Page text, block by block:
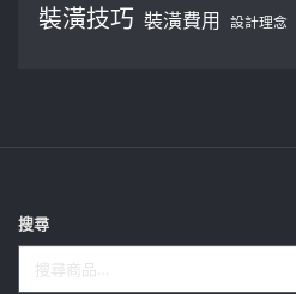
裝潢技巧 裝潢費用 設計理念
搜尋